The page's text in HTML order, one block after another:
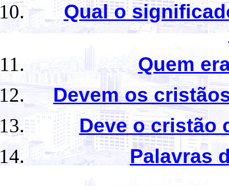
Qual o
Quem
Devem os
Deve o cristão
Palavras